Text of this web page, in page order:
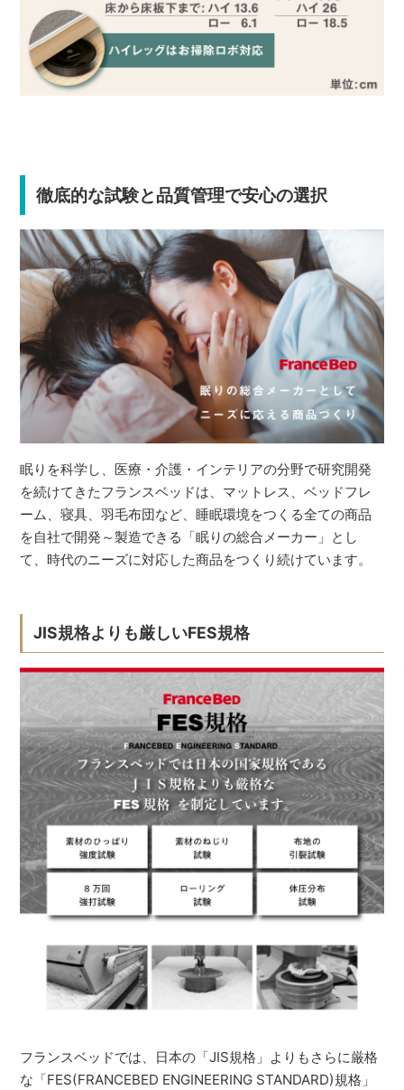
徹底的な試験と品質管理で安心の選択
眠りを科学し、医療・介護・インテリアの分野で研究開発
を続けてきたフランスベッドは、マットレス、ベッドフレ
ーム、寝具、羽毛布団など、睡眠環境をつくる全ての商品
を自社で開発～製造できる「眠りの総合メーカー」とし
て、時代のニーズに対応した商品をつくり続けています。
JIS規格よりも厳しいFES規格
フランスベッドでは、日本の「JIS規格」よりもさらに厳格
な「FES(FRANCEBED ENGINEERING STANDARD)規格」